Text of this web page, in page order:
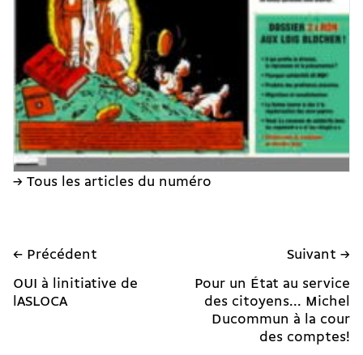
→ Tous les articles du numéro
← Précédent
OUI à linitiative de
lASLOCA
Suivant →
Pour un État au service
des citoyens... Michel
Ducommun à la cour
des comptes!